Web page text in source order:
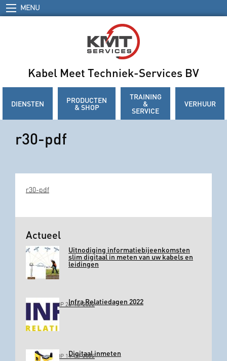
MENU
Kabel Meet Techniek-Services BV
DIENSTEN PRODUCTEN
& SHOP
TRAINING
&
SERVICE
VERHUUR
r30-pdf
r30-pdf
Actueel
Uitnodiging informatiebijeenkomsten
slim digitaal in meten van uw kabels en
leidingen
GEPLAATST OP 26-10-2022Infra Relatiedagen 2022
GEPLAATST OP 11-03-2022Digitaal inmeten